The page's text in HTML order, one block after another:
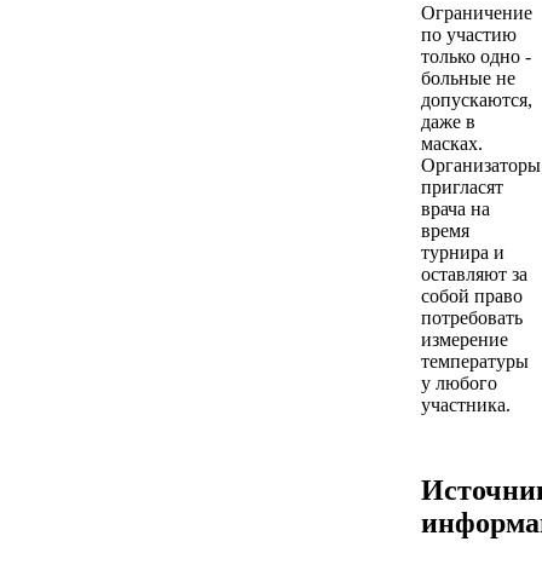
Ограничение
по участию
только одно -
больные не
допускаются,
даже в
масках.
Организаторы
пригласят
врача на
время
турнира и
оставляют за
собой право
потребовать
измерение
температуры
у любого
участника.